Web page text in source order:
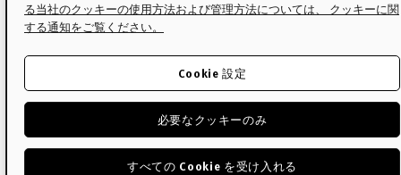
アーロンについて知りまし
ょう
る当社のクッキーの使用方法および管理方法については、 クッキーに関
する通知をご覧ください。
必要なクッキーのみ
すべての Cookie を受け入れる
Cookie 設定